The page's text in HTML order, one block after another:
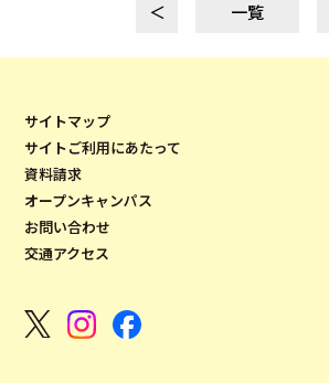
＜ 一覧
サイトマップ
サイトご利用にあたって
資料請求
オープンキャンパス
お問い合わせ
交通アクセス